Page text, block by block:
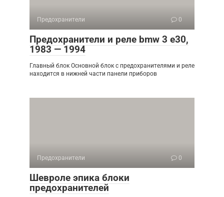
Предохранители 0
Предохранители и реле bmw 3 e30,
1983 — 1994
Главный блок Основной блок с предохранителями и реле
находится в нижней части панели приборов
Предохранители 0
Шевроле эпика блоки
предохранителей